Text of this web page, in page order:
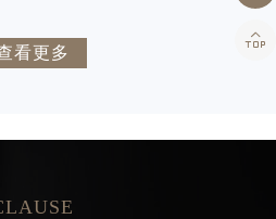
辛迪·克莱门特
资深百达翡丽技师
看更多 